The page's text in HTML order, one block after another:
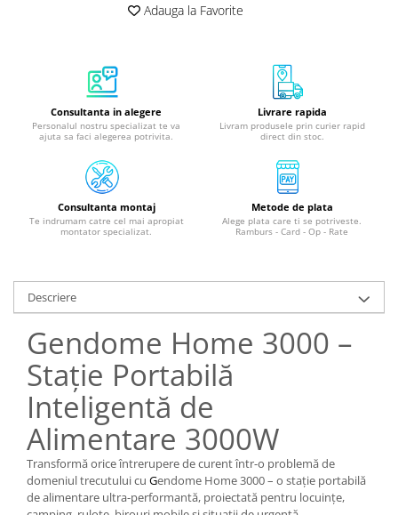
Adauga la Favorite
Consultanta in alegere
Personalul nostru specializat te va
ajuta sa faci alegerea potrivita.
Livrare rapida
Livram produsele prin curier rapid
direct din stoc.
Consultanta montaj
Te indrumam catre cel mai apropiat
montator specializat.
Metode de plata
Alege plata care ti se potriveste.
Ramburs - Card - Op - Rate
Descriere
Gendome Home 3000 –
Stație Portabilă
Inteligentă de
Alimentare 3000W
Transformă orice întrerupere de curent într-o problemă de
domeniul trecutului cu Gendome Home 3000 – o stație portabilă
de alimentare ultra-performantă, proiectată pentru locuințe,